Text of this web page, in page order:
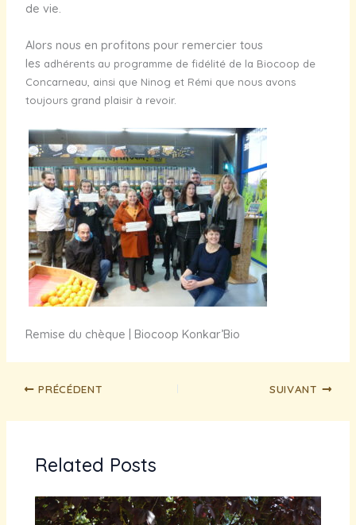
de vie.
Alors nous en profitons pour remercier tous
les adhérents au programme de fidélité de la Biocoop de
Concarneau, ainsi que Ninog et Rémi que nous avons
toujours grand plaisir à revoir.
Remise du chèque | Biocoop Konkar’Bio
PRÉCÉDENT SUIVANT
Related Posts